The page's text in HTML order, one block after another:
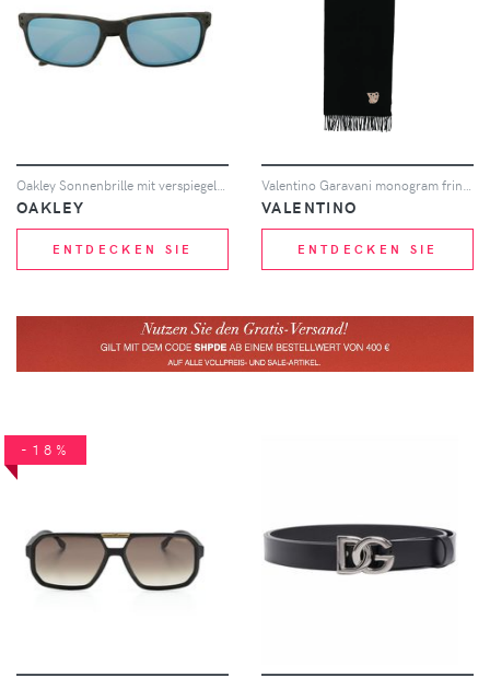
Oakley Sonnenbrille mit verspiegelten Gläsern - Blau
OAKLEY
ENTDECKEN SIE
Valentino Garavani monogram fringed scarf - Schwarz
VALENTINO
ENTDECKEN SIE
-18%